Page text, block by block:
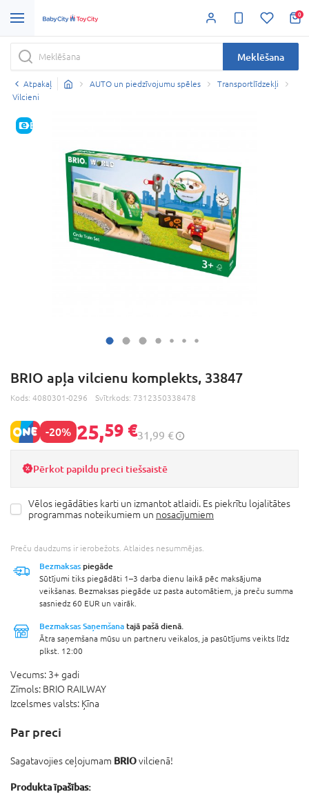
0
Meklēšana
Atpakaļ AUTO un piedzīvojumu spēles
Transportlīdzekļi
Vilcieni
E-CENA
BRIO apļa vilcienu komplekts, 33847
Kods: 4080301-0296 Svītrkods: 7312350338478
-20% 25,59 €31,99 €
Pērkot papildu preci tiešsaistē
Vēlos iegādāties karti un izmantot atlaidi. Es piekrītu lojalitātes
programmas noteikumiem un nosacījumiem
Preču daudzums ir ierobežots. Atlaides nesummējas.
Bezmaksas piegāde
Sūtījumi tiks piegādāti 1–3 darba dienu laikā pēc maksājuma
veikšanas. Bezmaksas piegāde uz pasta automātiem, ja preču summa
sasniedz 60 EUR un vairāk.
Bezmaksas Saņemšana tajā pašā dienā.
Ātra saņemšana mūsu un partneru veikalos, ja pasūtījums veikts līdz
plkst. 12:00
Vecums: 3+ gadi
Zīmols: BRIO RAILWAY
Izcelsmes valsts: Ķīna
Par preci
Sagatavojies ceļojumam BRIOvilcienā!
Produkta īpašības: